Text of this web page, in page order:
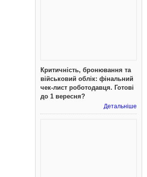
Критичність, бронювання та
військовий облік: фінальний
чек-лист роботодавця. Готові
до 1 вересня?
Детальніше